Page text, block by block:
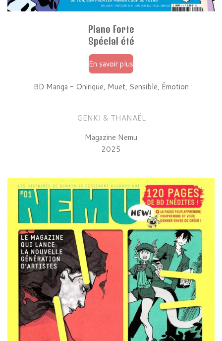
Piano Forte
Spécial été
En savoir plus
BD Manga - Onirique, Muet, Sensible, Émotion
GENKI & THANAËL
Magazine Nemu
2025